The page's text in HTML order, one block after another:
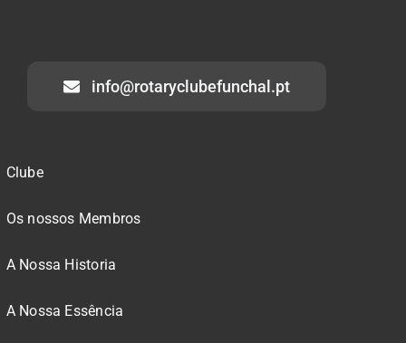
info@rotaryclubefunchal.pt
Clube
Os nossos Membros
A Nossa Historia
A Nossa Essência